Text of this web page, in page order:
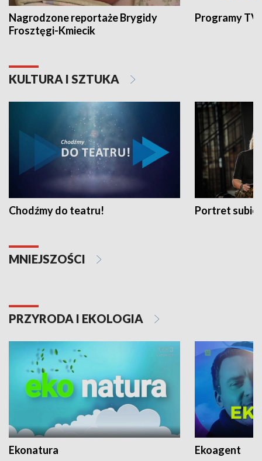
Nagrodzone reportaże Brygidy
Frosztęgi-Kmiecik
Programy
KULTURA I SZTUKA
Chodźmy do teatru! Portret
MNIEJSZOŚCI
PRZYRODA I EKOLOGIA
Ekonatura Ekoagent